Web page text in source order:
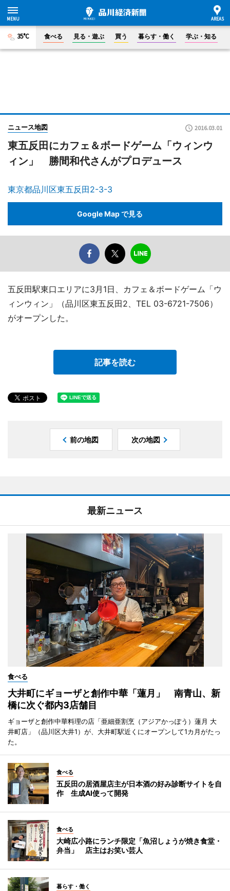
35°C 食べる 見る・遊ぶ 買う 暮らす・働く 学ぶ・知る
ニュース地図 2016.03.01
東五反田にカフェ＆ボードゲーム「ウィンウ
ィン」 勝間和代さんがプロデュース
東京都品川区東五反田2-3-3
Google Map で見る
五反田駅東口エリアに3月1日、カフェ＆ボードゲーム「ウ
ィンウィン」（品川区東五反田2、TEL 03-6721-7506）
がオープンした。
記事を読む
前の地図 次の地図
最新ニュース
食べる
大井町にギョーザと創作中華「蓮月」 南青山、新
橋に次ぐ都内3店舗目
ギョーザと創作中華料理の店「亜細亜割烹（アジアかっぽう）蓮月 大
井町店」（品川区大井1）が、大井町駅近くにオープンして1カ月がたっ
た。
食べる
五反田の居酒屋店主が日本酒の好み診断サイトを自
作 生成AI使って開発
食べる
大崎広小路にランチ限定「魚沼しょうが焼き食堂・
弁当」 店主はお笑い芸人
暮らす・働く